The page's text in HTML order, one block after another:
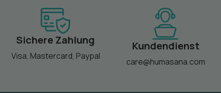
Sichere Zahlung
Visa, Mastercard, Paypal
Kundendienst
care@humasana.com